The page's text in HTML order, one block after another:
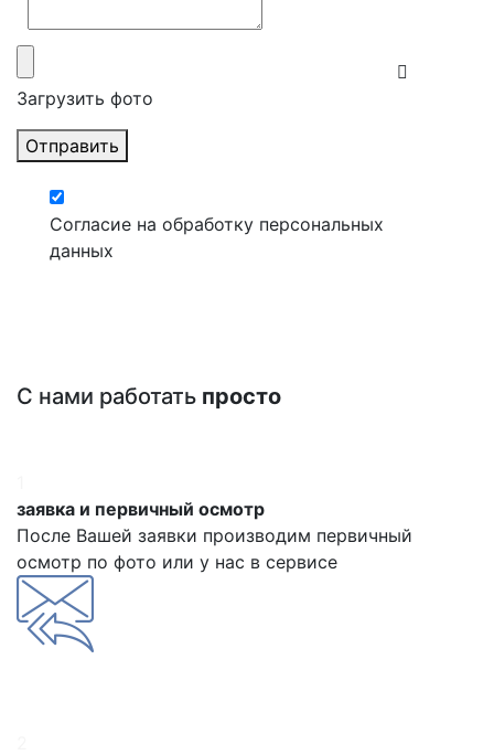
Загрузить фото
Отправить
Согласие на обработку персональных
данных
С нами работать просто
заявка и первичный осмотр
После Вашей заявки производим первичный
осмотр по фото или у нас в сервисе